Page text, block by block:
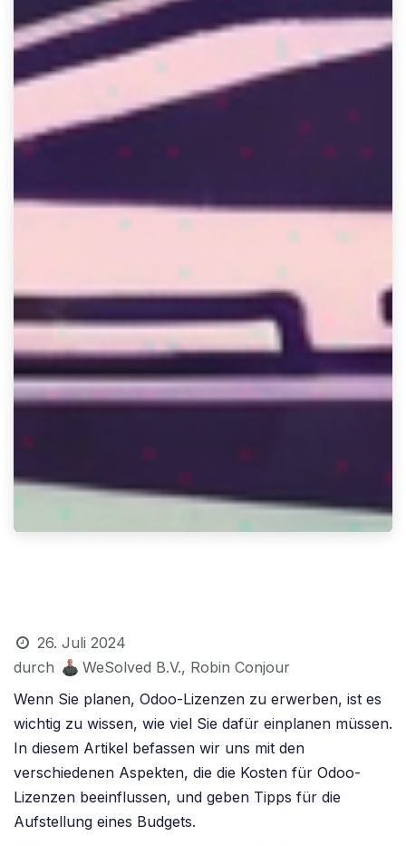
26. Juli 2024
durch
WeSolved B.V., Robin Conjour
Wenn Sie planen, Odoo-Lizenzen zu erwerben, ist es
wichtig zu wissen, wie viel Sie dafür einplanen müssen.
In diesem Artikel befassen wir uns mit den
verschiedenen Aspekten, die die Kosten für Odoo-
Lizenzen beeinflussen, und geben Tipps für die
Aufstellung eines Budgets.